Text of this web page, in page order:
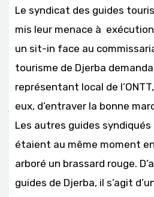
Le syndicat des guides
mis leur menace à
un sit-in face au
tourisme de Djerba
représentant local de
eux, d’entraver la bonne
Les autres guides syndiqués
étaient au même moment
arboré un brassard rouge.
guides de Djerba, il s’agit